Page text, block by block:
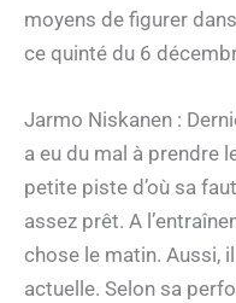
moyens de figurer
ce quinté du 6
Jarmo Niskanen :
a eu du mal à prendre
petite piste d’où sa
assez prêt. A
chose le matin. Aussi,
actuelle. Selon sa